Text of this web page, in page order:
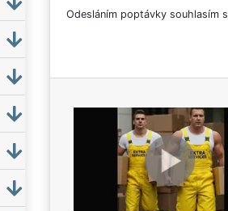
Odesláním poptávky souhlasím s